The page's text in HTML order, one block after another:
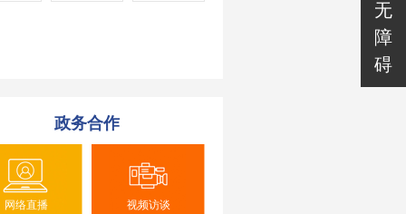
无
障
碍